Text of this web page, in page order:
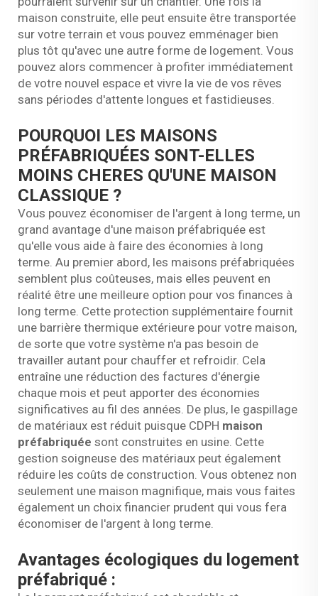
maison construite, elle peut ensuite être transportée
sur votre terrain et vous pouvez emménager bien
plus tôt qu'avec une autre forme de logement. Vous
pouvez alors commencer à profiter immédiatement
de votre nouvel espace et vivre la vie de vos rêves
sans périodes d'attente longues et fastidieuses.
POURQUOI LES MAISONS
PRÉFABRIQUÉES SONT-ELLES
MOINS CHERES QU'UNE MAISON
CLASSIQUE ?
Vous pouvez économiser de l'argent à long terme, un
grand avantage d'une maison préfabriquée est
qu'elle vous aide à faire des économies à long
terme. Au premier abord, les maisons préfabriquées
semblent plus coûteuses, mais elles peuvent en
réalité être une meilleure option pour vos finances à
long terme. Cette protection supplémentaire fournit
une barrière thermique extérieure pour votre maison,
de sorte que votre système n'a pas besoin de
travailler autant pour chauffer et refroidir. Cela
entraîne une réduction des factures d'énergie
chaque mois et peut apporter des économies
significatives au fil des années. De plus, le gaspillage
de matériaux est réduit puisque CDPH maison
préfabriquée sont construites en usine. Cette
gestion soigneuse des matériaux peut également
réduire les coûts de construction. Vous obtenez non
seulement une maison magnifique, mais vous faites
également un choix financier prudent qui vous fera
économiser de l'argent à long terme.
Avantages écologiques du logement
préfabriqué :